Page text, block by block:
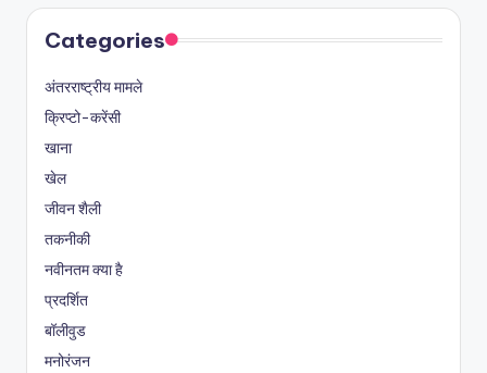
Categories
अंतरराष्ट्रीय मामले
क्रिप्टो-करेंसी
खाना
खेल
जीवन शैली
तकनीकी
नवीनतम क्या है
प्रदर्शित
बॉलीवुड
मनोरंजन